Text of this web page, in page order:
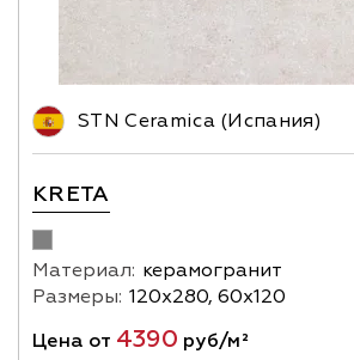
STN Ceramica (Испания)
KRETA
Материал: керамогранит
Размеры: 120х280, 60х120
Цена от 4390 руб/м²